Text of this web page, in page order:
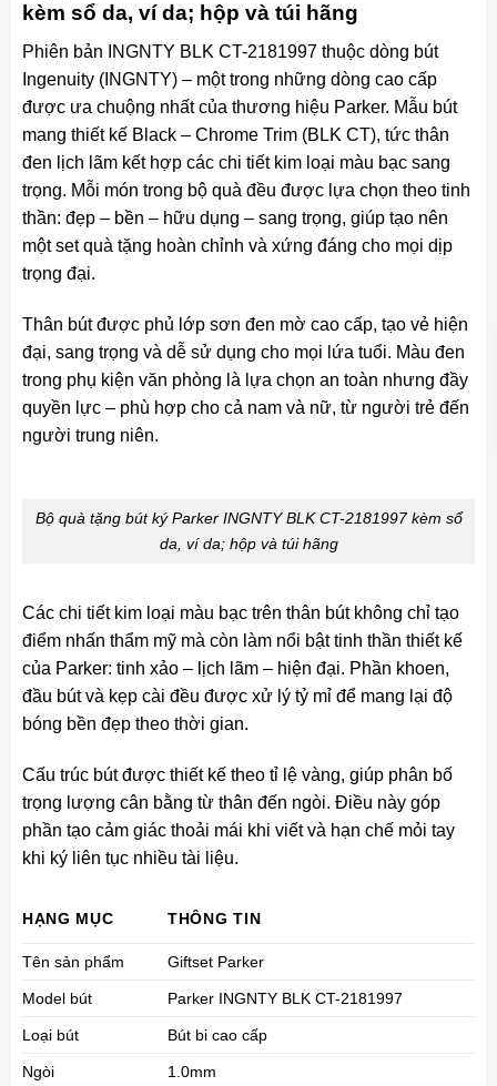
kèm sổ da, ví da; hộp và túi hãng
Phiên bản INGNTY BLK CT-2181997 thuộc dòng bút
Ingenuity (INGNTY) – một trong những dòng cao cấp
được ưa chuộng nhất của thương hiệu Parker. Mẫu bút
mang thiết kế Black – Chrome Trim (BLK CT), tức thân
đen lịch lãm kết hợp các chi tiết kim loại màu bạc sang
trọng. Mỗi món trong bộ quà đều được lựa chọn theo tinh
thần: đẹp – bền – hữu dụng – sang trọng, giúp tạo nên
một set quà tặng hoàn chỉnh và xứng đáng cho mọi dịp
trọng đại.
Thân bút được phủ lớp sơn đen mờ cao cấp, tạo vẻ hiện
đại, sang trọng và dễ sử dụng cho mọi lứa tuổi. Màu đen
trong phụ kiện văn phòng là lựa chọn an toàn nhưng đầy
quyền lực – phù hợp cho cả nam và nữ, từ người trẻ đến
người trung niên.
Bộ quà tặng bút ký Parker INGNTY BLK CT-2181997 kèm sổ
da, ví da; hộp và túi hãng
Các chi tiết kim loại màu bạc trên thân bút không chỉ tạo
điểm nhấn thẩm mỹ mà còn làm nổi bật tinh thần thiết kế
của Parker: tinh xảo – lịch lãm – hiện đại. Phần khoen,
đầu bút và kẹp cài đều được xử lý tỷ mỉ để mang lại độ
bóng bền đẹp theo thời gian.
Cấu trúc bút được thiết kế theo tỉ lệ vàng, giúp phân bố
trọng lượng cân bằng từ thân đến ngòi. Điều này góp
phần tạo cảm giác thoải mái khi viết và hạn chế mỏi tay
khi ký liên tục nhiều tài liệu.
HẠNG MỤC THÔNG TIN
Tên sản phẩm Giftset Parker
Model bút Parker INGNTY BLK CT-2181997
Loại bút Bút bi cao cấp
Ngòi 1.0mm